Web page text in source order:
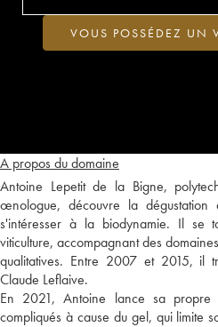
A propos du domaine
Antoine Lepetit de la Bigne,
œnologue, découvre la
s'intéresser à la biodynamie. Il se
viticulture, accompagnant des
qualitatives. Entre 2007 et 2015, il
Claude Leflaive.
En 2021, Antoine lance sa propre
compliqués à cause du gel, qui limite
VOUS POSSÉDEZ UN